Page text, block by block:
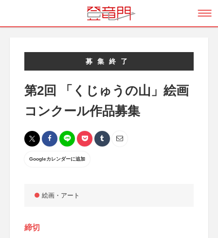
募集終了
第2回 「くじゅうの山」絵画
コンクール作品募集
Googleカレンダーに追加
絵画・アート
締切